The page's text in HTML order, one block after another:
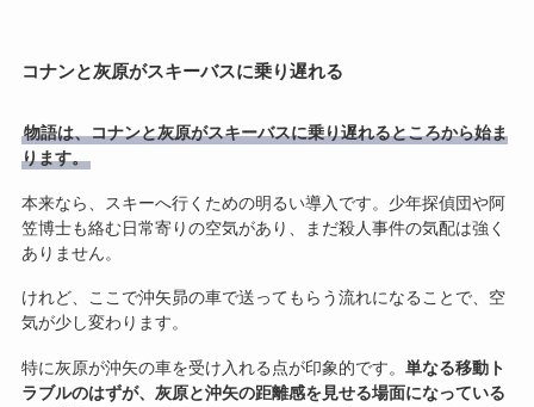
コナンと灰原がスキーバスに乗り遅れる
物語は、コナンと灰原がスキーバスに乗り遅れるところから始ま
ります。
本来なら、スキーへ行くための明るい導入です。少年探偵団や阿
笠博士も絡む日常寄りの空気があり、まだ殺人事件の気配は強く
ありません。
けれど、ここで沖矢昴の車で送ってもらう流れになることで、空
気が少し変わります。
特に灰原が沖矢の車を受け入れる点が印象的です。 単なる移動ト
ラブルのはずが、灰原と沖矢の距離感を見せる場面になっている